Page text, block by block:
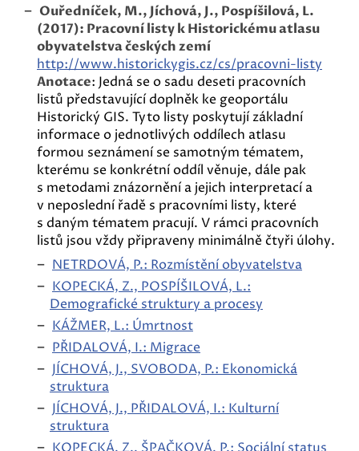
Ouředníček, M., Jíchová, J., Pospíšilová, L.
(2017): Pracovní listy k Historickému atlasu
obyvatelstva českých zemí
http://www.historickygis.cz/cs/pracovni-listy
Anotace: Jedná se o sadu deseti pracovních
listů představující doplněk ke geoportálu
Historický GIS. Tyto listy poskytují základní
informace o jednotlivých oddílech atlasu
formou seznámení se samotným tématem,
kterému se konkrétní oddíl věnuje, dále pak
s metodami znázornění a jejich interpretací a
v neposlední řadě s pracovními listy, které
s daným tématem pracují. V rámci pracovních
listů jsou vždy připraveny minimálně čtyři úlohy.
NETRDOVÁ, P.: Rozmístění obyvatelstva
KOPECKÁ, Z., POSPÍŠILOVÁ, L.:
Demografické struktury a procesy
KÁŽMER, L.: Úmrtnost
PŘIDALOVÁ, I.: Migrace
JÍCHOVÁ, J., SVOBODA, P.: Ekonomická
struktura
JÍCHOVÁ, J., PŘIDALOVÁ, I.: Kulturní
struktura